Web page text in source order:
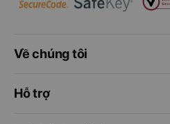
Về chúng tôi
Hỗ trợ